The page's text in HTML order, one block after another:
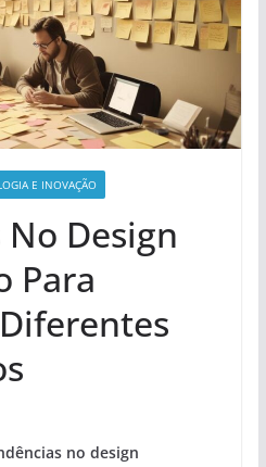
E INOVAÇÃO
Design
Para
no design